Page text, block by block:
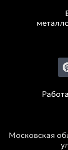
Московская